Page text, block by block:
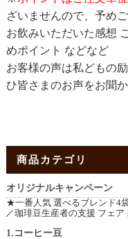
ざいませんので、予め
お飲みいただいた感想
めポイント などなど
お客様の声は私どもの
ひ皆さまのお声をお聞か
商品カテゴリ
オリジナルキャンペーン
★一番人気 選べるブレンド4
珈琲豆生産者の支援 フェア
1.コーヒー豆